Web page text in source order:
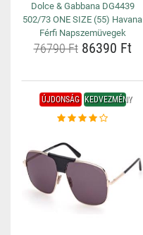
Dolce & Gabbana DG4439
502/73 ONE SIZE (55) Havana
Férfi Napszemüvegek
76790 Ft86390 Ft
ÚJDONSÁG KEDVEZMÉNY